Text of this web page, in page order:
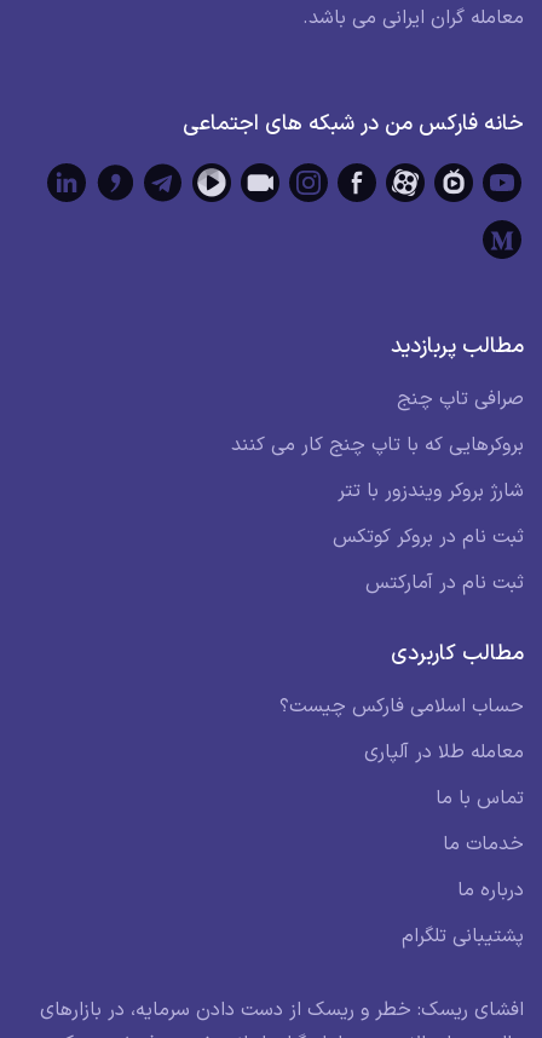
معامله گران ایرانی می باشد.
خانه فارکس من در شبکه های اجتماعی
مطالب پربازدید
صرافی تاپ چنج
بروکرهایی که با تاپ چنج کار می کنند
شارژ بروکر ویندزور با تتر
ثبت نام در بروکر کوتکس
ثبت نام در آمارکتس
مطالب کاربردی
حساب اسلامی فارکس چیست؟
معامله طلا در آلپاری
تماس با ما
خدمات ما
درباره ما
پشتیبانی تلگرام
افشای ریسک: خطر و ریسک از دست دادن سرمایه، در بازارهای